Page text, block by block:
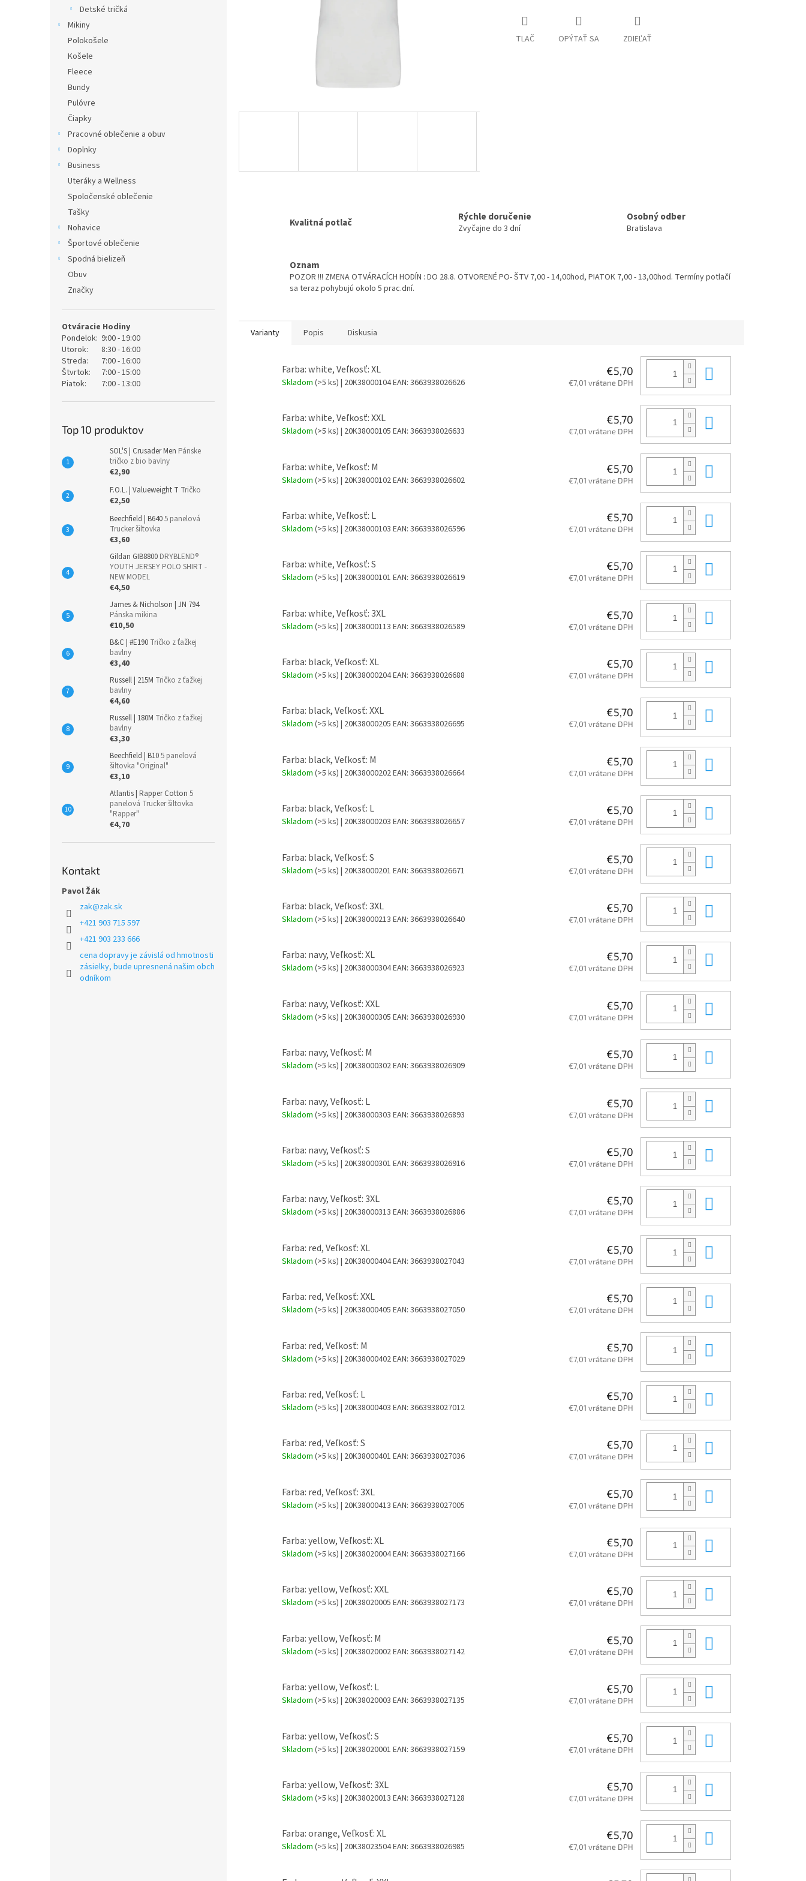
Detské tričká
Mikiny
Polokošele
Košele
Fleece
Bundy
Pulóvre
Čiapky
Pracovné oblečenie a obuv
Doplnky
Business
Uteráky a Wellness
Spoločenské oblečenie
Tašky
Nohavice
Športové oblečenie
Spodná bielizeň
Obuv
Značky
Otváracie Hodiny
Pondelok: 9:00 - 19:00
Utorok:
8:30 - 16:00
Streda:
7:00 - 16:00
Štvrtok:
7:00 - 15:00
Piatok:
7:00 - 13:00
Top 10 produktov
SOL'S | Crusader Men Pánske
tričko z bio bavlny
€2,90
F.O.L. | Valueweight T Tričko
€2,50
Beechfield | B6405 panelová
Trucker šiltovka
€3,60
Gildan GIB8800 DRYBLEND®
YOUTH JERSEY POLO SHIRT -
NEW MODEL
€4,50
James & Nicholson | JN 794
Pánska mikina
€10,50
B&C | #E190 Tričko z ťažkej
bavlny
€3,40
Russell | 215M Tričko z ťažkej
bavlny
€4,60
Russell | 180M Tričko z ťažkej
bavlny
€3,30
Beechfield | B105 panelová
šiltovka "Original"
€3,10
Atlantis | Rapper Cotton 5
panelová Trucker šiltovka
"Rapper"
€4,70
Kontakt
Pavol Žák
zak@zak.sk
+421 903 715 597
+421 903 233 666
cena dopravy je závislá od hmotnosti
zásielky, bude upresnená našim obch
odníkom
TLAČ OPÝTAŤ SA ZDIEĽAŤ
Kvalitná potlač Rýchle doručenie
Zvyčajne do 3 dní
Osobný odber
Bratislava
Oznam
POZOR !!! ZMENA OTVÁRACÍCH HODÍN : DO 28.8. OTVORENÉ PO- ŠTV 7,00 - 14,00hod, PIATOK 7,00 - 13,00hod. Termíny potlačí
sa teraz pohybujú okolo 5 prac.dní.
Varianty Popis Diskusia
Farba: white, Veľkosť: XL
Skladom (>5 ks) | 20K38000104EAN: 3663938026626
€5,70
€7,01 vrátane DPH
Farba: white, Veľkosť: XXL
Skladom (>5 ks) | 20K38000105 EAN: 3663938026633
€5,70
€7,01 vrátane DPH
Farba: white, Veľkosť: M
Skladom (>5 ks) | 20K38000102EAN: 3663938026602
€5,70
€7,01 vrátane DPH
Farba: white, Veľkosť: L
Skladom (>5 ks) | 20K38000103 EAN: 3663938026596
€5,70
€7,01 vrátane DPH
Farba: white, Veľkosť: S
Skladom (>5 ks) | 20K38000101 EAN: 3663938026619
€5,70
€7,01 vrátane DPH
Farba: white, Veľkosť: 3XL
Skladom (>5 ks) | 20K38000113 EAN: 3663938026589
€5,70
€7,01 vrátane DPH
Farba: black, Veľkosť: XL
Skladom (>5 ks) | 20K38000204EAN: 3663938026688
€5,70
€7,01 vrátane DPH
Farba: black, Veľkosť: XXL
Skladom (>5 ks) | 20K38000205 EAN: 3663938026695
€5,70
€7,01 vrátane DPH
Farba: black, Veľkosť: M
Skladom (>5 ks) | 20K38000202EAN: 3663938026664
€5,70
€7,01 vrátane DPH
Farba: black, Veľkosť: L
Skladom (>5 ks) | 20K38000203 EAN: 3663938026657
€5,70
€7,01 vrátane DPH
Farba: black, Veľkosť: S
Skladom (>5 ks) | 20K38000201 EAN: 3663938026671
€5,70
€7,01 vrátane DPH
Farba: black, Veľkosť: 3XL
Skladom (>5 ks) | 20K38000213 EAN: 3663938026640
€5,70
€7,01 vrátane DPH
Farba: navy, Veľkosť: XL
Skladom (>5 ks) | 20K38000304EAN: 3663938026923
€5,70
€7,01 vrátane DPH
Farba: navy, Veľkosť: XXL
Skladom (>5 ks) | 20K38000305 EAN: 3663938026930
€5,70
€7,01 vrátane DPH
Farba: navy, Veľkosť: M
Skladom (>5 ks) | 20K38000302EAN: 3663938026909
€5,70
€7,01 vrátane DPH
Farba: navy, Veľkosť: L
Skladom (>5 ks) | 20K38000303 EAN: 3663938026893
€5,70
€7,01 vrátane DPH
Farba: navy, Veľkosť: S
Skladom (>5 ks) | 20K38000301 EAN: 3663938026916
€5,70
€7,01 vrátane DPH
Farba: navy, Veľkosť: 3XL
Skladom (>5 ks) | 20K38000313 EAN: 3663938026886
€5,70
€7,01 vrátane DPH
Farba: red, Veľkosť: XL
Skladom (>5 ks) | 20K38000404EAN: 3663938027043
€5,70
€7,01 vrátane DPH
Farba: red, Veľkosť: XXL
Skladom (>5 ks) | 20K38000405 EAN: 3663938027050
€5,70
€7,01 vrátane DPH
Farba: red, Veľkosť: M
Skladom (>5 ks) | 20K38000402EAN: 3663938027029
€5,70
€7,01 vrátane DPH
Farba: red, Veľkosť: L
Skladom (>5 ks) | 20K38000403 EAN: 3663938027012
€5,70
€7,01 vrátane DPH
Farba: red, Veľkosť: S
Skladom (>5 ks) | 20K38000401 EAN: 3663938027036
€5,70
€7,01 vrátane DPH
Farba: red, Veľkosť: 3XL
Skladom (>5 ks) | 20K38000413 EAN: 3663938027005
€5,70
€7,01 vrátane DPH
Farba: yellow, Veľkosť: XL
Skladom (>5 ks) | 20K38020004EAN: 3663938027166
€5,70
€7,01 vrátane DPH
Farba: yellow, Veľkosť: XXL
Skladom (>5 ks) | 20K38020005 EAN: 3663938027173
€5,70
€7,01 vrátane DPH
Farba: yellow, Veľkosť: M
Skladom (>5 ks) | 20K38020002EAN: 3663938027142
€5,70
€7,01 vrátane DPH
Farba: yellow, Veľkosť: L
Skladom (>5 ks) | 20K38020003 EAN: 3663938027135
€5,70
€7,01 vrátane DPH
Farba: yellow, Veľkosť: S
Skladom (>5 ks) | 20K38020001 EAN: 3663938027159
€5,70
€7,01 vrátane DPH
Farba: yellow, Veľkosť: 3XL
Skladom (>5 ks) | 20K38020013 EAN: 3663938027128
€5,70
€7,01 vrátane DPH
Farba: orange, Veľkosť: XL
Skladom (>5 ks) | 20K38023504EAN: 3663938026985
€5,70
€7,01 vrátane DPH